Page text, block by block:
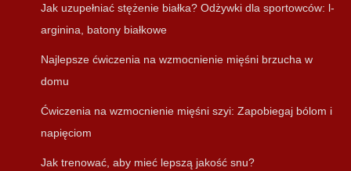
Jak uzupełniać stężenie białka? Odżywki dla sportowców: l-
arginina, batony białkowe
Najlepsze ćwiczenia na wzmocnienie mięśni brzucha w
domu
Ćwiczenia na wzmocnienie mięśni szyi: Zapobiegaj bólom i
napięciom
Jak trenować, aby mieć lepszą jakość snu?